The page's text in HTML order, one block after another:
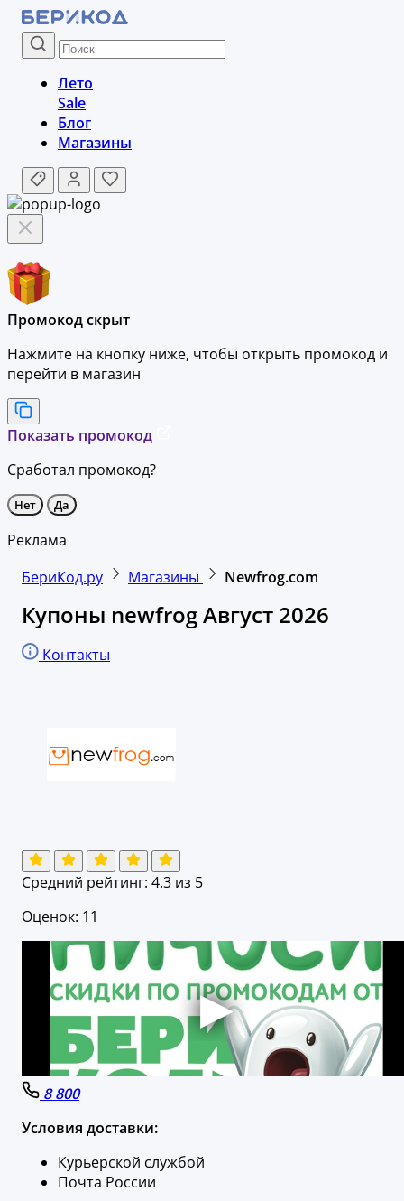
Лето
Sale
Блог
Магазины
Промокод скрыт
Нажмите на кнопку ниже, чтобы открыть промокод и
перейти в магазин
Показать промокод
Сработал промокод?
Нет Да
Реклама
БериКод.ру
Магазины Newfrog.com
Купоны newfrog Август 2026
Контакты
Средний рейтинг: 4.3 из 5
Оценок: 11
8 800
Условия доставки:
Курьерской службой
Почта России